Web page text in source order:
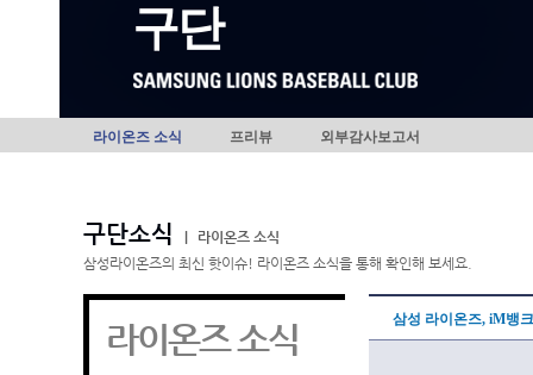
구단
라이온즈 소식 프리뷰 외부감사보고서
구단소식
라이온즈 소식
삼성라이온즈의 최신 핫이슈! 라이온즈 소식을 통해 확인해 보세요.
라이온즈 소식 삼성 라이온즈, iM뱅